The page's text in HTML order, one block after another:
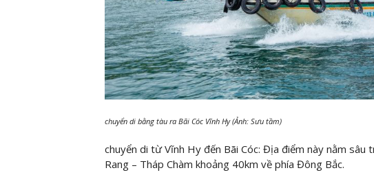
chuyển di bằng tàu ra Bãi Cóc Vĩnh Hy (Ảnh: Sưu tầm)
chuyển di từ Vĩnh Hy đến Bãi Cóc: Địa điểm này nằm
Rang – Tháp Chàm khoảng 40km về phía Đông Bắc.